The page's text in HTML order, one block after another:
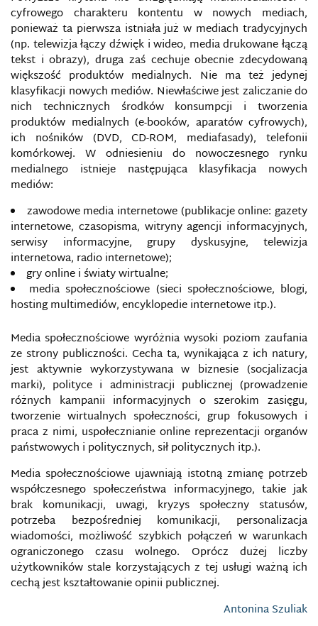
cyfrowego charakteru kontentu w nowych mediach,
ponieważ ta pierwsza istniała już w mediach tradycyjnych
(np. telewizja łączy dźwięk i wideo, media drukowane łączą
tekst i obrazy), druga zaś cechuje obecnie zdecydowaną
większość produktów medialnych. Nie ma też jedynej
klasyfikacji nowych mediów. Niewłaściwe jest zaliczanie do
nich technicznych środków konsumpcji i tworzenia
produktów medialnych (e-booków, aparatów cyfrowych),
ich nośników (DVD, CD-ROM, mediafasady), telefonii
komórkowej. W odniesieniu do nowoczesnego rynku
medialnego istnieje następująca klasyfikacja nowych
mediów:
zawodowe media internetowe (publikacje online: gazety
internetowe, czasopisma, witryny agencji informacyjnych,
serwisy informacyjne, grupy dyskusyjne, telewizja
internetowa, radio internetowe);
gry online i światy wirtualne;
media społecznościowe (sieci społecznościowe, blogi,
hosting multimediów, encyklopedie internetowe itp.).
Media społecznościowe wyróżnia wysoki poziom zaufania
ze strony publiczności. Cecha ta, wynikająca z ich natury,
jest aktywnie wykorzystywana w biznesie (socjalizacja
marki), polityce i administracji publicznej (prowadzenie
różnych kampanii informacyjnych o szerokim zasięgu,
tworzenie wirtualnych społeczności, grup fokusowych i
praca z nimi, uspołecznianie online reprezentacji organów
państwowych i politycznych, sił politycznych itp.).
Media społecznościowe ujawniają istotną zmianę potrzeb
współczesnego społeczeństwa informacyjnego, takie jak
brak komunikacji, uwagi, kryzys społeczny statusów,
potrzeba bezpośredniej komunikacji, personalizacja
wiadomości, możliwość szybkich połączeń w warunkach
ograniczonego czasu wolnego. Oprócz dużej liczby
użytkowników stale korzystających z tej usługi ważną ich
cechą jest kształtowanie opinii publicznej.
Antonina Szuliak
INFORMACYJNY WYMIAR MIĘKKIEJ SIŁY, MIĘKKA
SIŁA
INFORMACYJNY OMBUDSMAN
INFOSFERA
INFRASTRUKTURA INFORMACYJNA
INSTAGRAM
INTEGRITY INITIATIVE
INTERNET I LOGIKA TEORII SPISKOWYCH
INŻYNIERIA SPOŁECZNA
ISLAMSKI GLOBALNY FRONT MEDIALNY (GIMF)
IZRAELSKA KRAJOWA DYREKCJA CYBERNETYCZNA
IWAR
KAMPANIE MEDIALNE NA RZECZ BEZPIECZEŃSTWA
KANAŁ NA YOUTUBIE
KASPERSKY LAB, LABORATORIA KASPERSKIEGO